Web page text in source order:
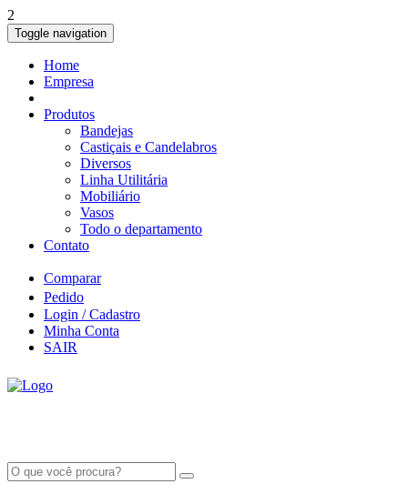
2
Toggle navigation
Home
Empresa
Produtos
Bandejas
Castiçais e Candelabros
Diversos
Linha Utilitária
Mobiliário
Vasos
Todo o departamento
Contato
Comparar
Pedido
Login / Cadastro
Minha Conta
SAIR